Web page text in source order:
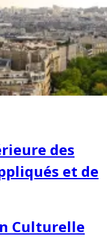
des
et de
Culturelle